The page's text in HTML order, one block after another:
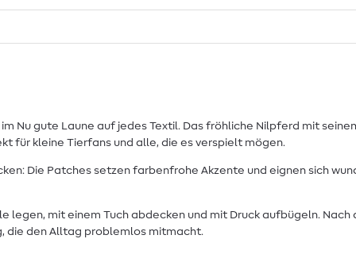
Nu gute Laune auf jedes Textil. Das fröhliche Nilpferd mit
für kleine Tierfans und alle, die es verspielt mögen.
Die Patches setzen farbenfrohe Akzente und eignen sich
mit einem Tuch abdecken und mit Druck aufbügeln.
die den Alltag problemlos mitmacht.